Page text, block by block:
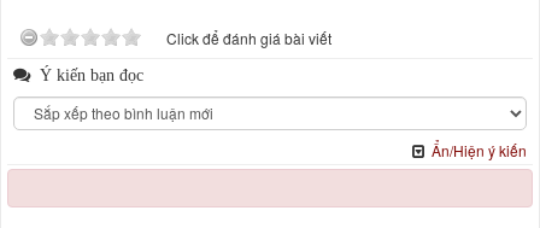
Click để đánh giá bài viết
Ý kiến bạn đọc
Ẩn/Hiện ý kiến